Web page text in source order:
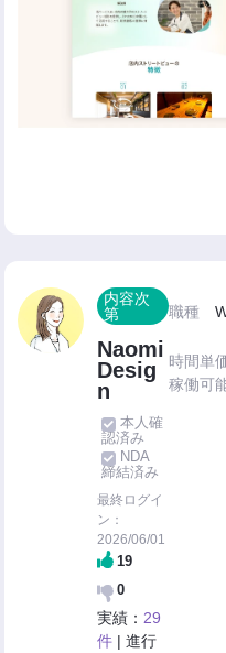
内容次
第
Naomi
Desig
n
本人確
認済み
NDA
締結済み
最終ログイ
ン：
2026/06/01
19
0
実績： 29
件 | 進行
職種
時間単
稼働可